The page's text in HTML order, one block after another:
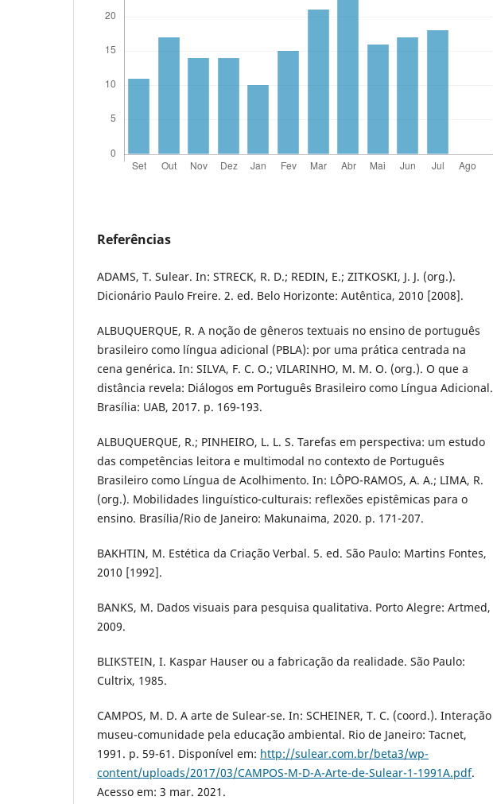
Referências
ADAMS, T. Sulear. In: STRECK, R. D.; REDIN, E.; ZITKOSKI, J. J. (org.).
Dicionário Paulo Freire. 2. ed. Belo Horizonte: Autêntica, 2010 [2008].
ALBUQUERQUE, R. A noção de gêneros textuais no ensino de português
brasileiro como língua adicional (PBLA): por uma prática centrada na
cena genérica. In: SILVA, F. C. O.; VILARINHO, M. M. O. (org.). O que a
distância revela: Diálogos em Português Brasileiro como Língua Adicional.
Brasília: UAB, 2017. p. 169-193.
ALBUQUERQUE, R.; PINHEIRO, L. L. S. Tarefas em perspectiva: um estudo
das competências leitora e multimodal no contexto de Português
Brasileiro como Língua de Acolhimento. In: LÔPO-RAMOS, A. A.; LIMA, R.
(org.). Mobilidades linguístico-culturais: reflexões epistêmicas para o
ensino. Brasília/Rio de Janeiro: Makunaima, 2020. p. 171-207.
BAKHTIN, M. Estética da Criação Verbal. 5. ed. São Paulo: Martins Fontes,
2010 [1992].
BANKS, M. Dados visuais para pesquisa qualitativa. Porto Alegre: Artmed,
2009.
BLIKSTEIN, I. Kaspar Hauser ou a fabricação da realidade. São Paulo:
Cultrix, 1985.
CAMPOS, M. D. A arte de Sulear-se. In: SCHEINER, T. C. (coord.). Interação
museu-comunidade pela educação ambiental. Rio de Janeiro: Tacnet,
1991. p. 59-61. Disponível em: http://sulear.com.br/beta3/wp-
content/uploads/2017/03/CAMPOS-M-D-A-Arte-de-Sulear-1-1991A.pdf.
Acesso em: 3 mar. 2021.